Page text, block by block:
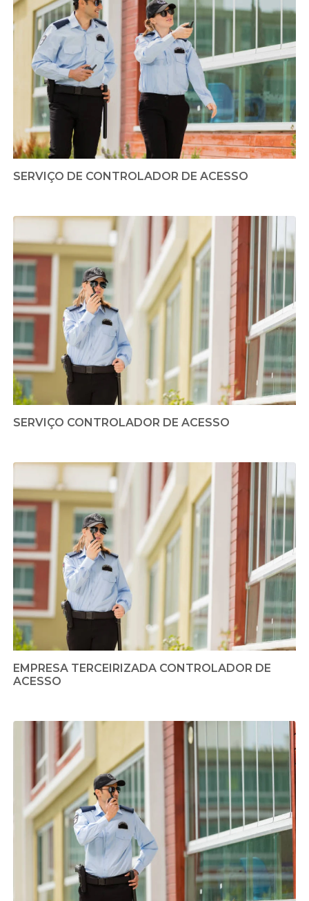
SERVIÇO DE CONTROLADOR DE ACESSO
SERVIÇO CONTROLADOR DE ACESSO
EMPRESA TERCEIRIZADA CONTROLADOR DE
ACESSO